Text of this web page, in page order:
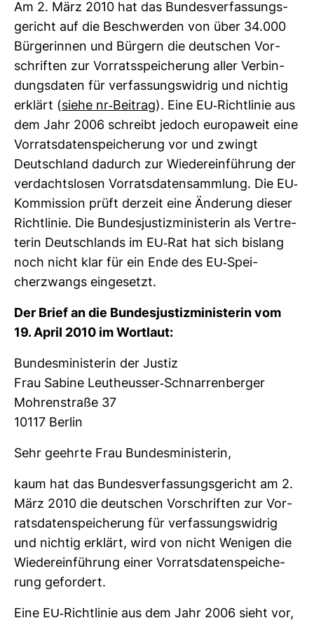
Am 2. März 2010 hat das Bun­des­ver­fas­sungs­
ge­richt auf die Beschwerden von über 34.000
Bür­ge­rinnen und Bür­gern die deut­schen Vor­
schriften zur Vor­rats­spei­che­rung aller Ver­bin­
dungs­daten für ver­fas­sungs­widrig und nichtig
erklärt (siehe nr-​Bei­trag). Eine EU-​Richt­linie aus
dem Jahr 2006 schreibt jedoch euro­pa­weit eine
Vor­rats­da­ten­spei­che­rung vor und zwingt
Deutsch­land dadurch zur Wie­der­ein­füh­rung der
ver­dachts­losen Vor­rats­da­ten­samm­lung. Die EU-​
Kom­mis­sion prüft der­zeit eine Ände­rung dieser
Richt­linie. Die Bun­des­jus­tiz­mi­nis­terin als Ver­tre­
terin Deutsch­lands im EU-​Rat hat sich bis­lang
noch nicht klar für ein Ende des EU-​Spei­
cherzwangs ein­ge­setzt.
Der Brief an die Bun­des­jus­tiz­mi­nis­terin vom
19. April 2010 im Wort­laut:
Bun­des­mi­nis­terin der Justiz
Frau Sabine Leutheusser-​Schnar­ren­berger
Moh­ren­straße 37
10117 Berlin
Sehr geehrte Frau Bun­des­mi­nis­terin,
kaum hat das Bun­des­ver­fas­sungs­ge­richt am 2.
März 2010 die deut­schen Vor­schriften zur Vor­
rats­da­ten­spei­che­rung für ver­fas­sungs­widrig
und nichtig erklärt, wird von nicht Wenigen die
Wie­der­ein­füh­rung einer Vor­rats­da­ten­spei­che­
rung gefor­dert.
Eine EU-​Richt­linie aus dem Jahr 2006 sieht vor,